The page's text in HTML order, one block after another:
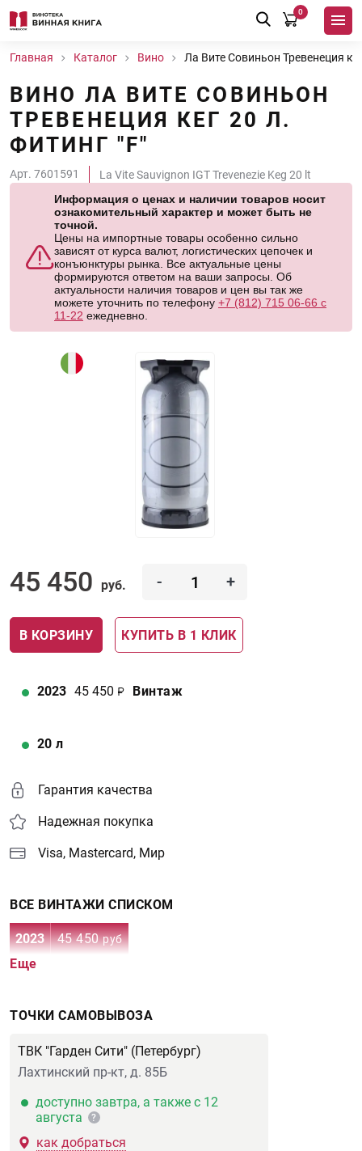
0
Главная Каталог Вино Ла Вите Совиньон Тревенеция
ВИНО ЛА ВИТЕ СОВИНЬОН
ТРЕВЕНЕЦИЯ КЕГ 20 Л.
ФИТИНГ "F"
Арт. 7601591
La Vite Sauvignon IGT Trevenezie Keg 20 lt
Информация о ценах и наличии товаров носит
ознакомительный характер и может быть не
точной.
Цены на импортные товары особенно сильно
зависят от курса валют, логистических цепочек и
конъюнктуры рынка. Все актуальные цены
формируются ответом на ваши запросы. Об
актуальности наличия товаров и цен вы так же
можете уточнить по телефону +7 (812) 715 06-66 с
11-22 ежедневно.
45 450 руб. - +
В КОРЗИНУ КУПИТЬ В 1 КЛИК
2023 45 450 Винтаж
20 л
Гарантия качества
Надежная покупка
Visa, Mastercard, Мир
ВСЕ ВИНТАЖИ СПИСКОМ
2023 45 450руб
Еще
ТОЧКИ САМОВЫВОЗА
ТВК "Гарден Сити" (Петербург)
Лахтинский пр-кт, д. 85Б
доступно завтра, а также с 12
августа
?
как добраться